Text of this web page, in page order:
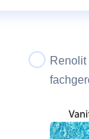
Renolit